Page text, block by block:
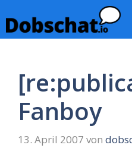
Inhalt
springen
Fanboy
13. April 2007 von